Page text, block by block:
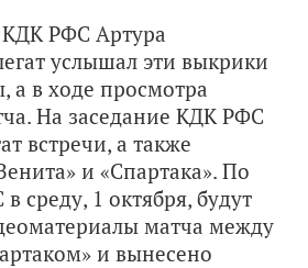
РФС Артура
услышал эти выкрики
а в ходе просмотра
На заседание КДК РФС
встречи, а также
и «Спартака». По
среду, 1 октября, будут
матча между
и вынесено